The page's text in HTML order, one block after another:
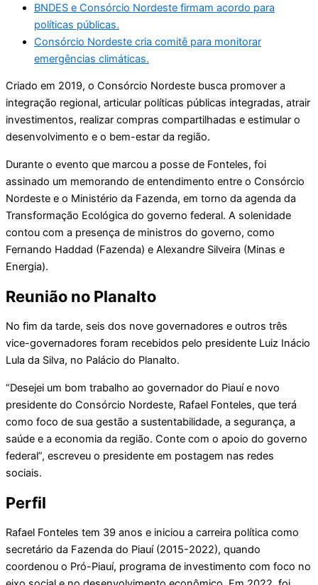
BNDES e Consórcio Nordeste firmam acordo para
políticas públicas.
Consórcio Nordeste cria comitê para monitorar
emergências climáticas.
Criado em 2019, o Consórcio Nordeste busca promover a
integração regional, articular políticas públicas integradas, atrair
investimentos, realizar compras compartilhadas e estimular o
desenvolvimento e o bem-estar da região.
Durante o evento que marcou a posse de Fonteles, foi
assinado um memorando de entendimento entre o Consórcio
Nordeste e o Ministério da Fazenda, em torno da agenda da
Transformação Ecológica do governo federal. A solenidade
contou com a presença de ministros do governo, como
Fernando Haddad (Fazenda) e Alexandre Silveira (Minas e
Energia).
Reunião no Planalto
No fim da tarde, seis dos nove governadores e outros três
vice-governadores foram recebidos pelo presidente Luiz Inácio
Lula da Silva, no Palácio do Planalto.
“Desejei um bom trabalho ao governador do Piauí e novo
presidente do Consórcio Nordeste, Rafael Fonteles, que terá
como foco de sua gestão a sustentabilidade, a segurança, a
saúde e a economia da região. Conte com o apoio do governo
federal”, escreveu o presidente em postagem nas redes
sociais.
Perfil
Rafael Fonteles tem 39 anos e iniciou a carreira política como
secretário da Fazenda do Piauí (2015-2022), quando
coordenou o Pró-Piauí, programa de investimento com foco no